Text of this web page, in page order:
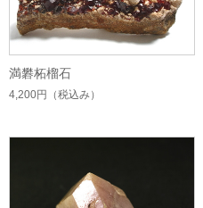
満礬柘榴石
4,200円 （税込み）